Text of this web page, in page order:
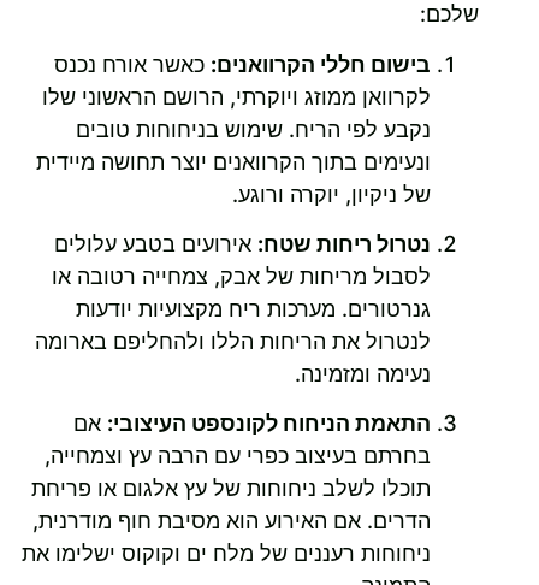
שלכם:
בישום חללי הקרוואנים: כאשר אורח נכנס
לקרוואן ממוזג ויוקרתי, הרושם הראשוני שלו
נקבע לפי הריח. שימוש בניחוחות טובים
ונעימים בתוך הקרוואנים יוצר תחושה מיידית
של ניקיון, יוקרה ורוגע.
נטרול ריחות שטח: אירועים בטבע עלולים
לסבול מריחות של אבק, צמחייה רטובה או
גנרטורים. מערכות ריח מקצועיות יודעות
לנטרול את הריחות הללו ולהחליפם בארומה
נעימה ומזמינה.
התאמת הניחוח לקונספט העיצובי: אם
בחרתם בעיצוב כפרי עם הרבה עץ וצמחייה,
תוכלו לשלב ניחוחות של עץ אלגום או פריחת
הדרים. אם האירוע הוא מסיבת חוף מודרנית,
ניחוחות רעננים של מלח ים וקוקוס ישלימו את